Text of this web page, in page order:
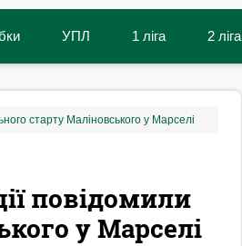
УПЛ 1 ліга 2 ліга
старту Маліновського у Марселі
повідомили
у Марселі